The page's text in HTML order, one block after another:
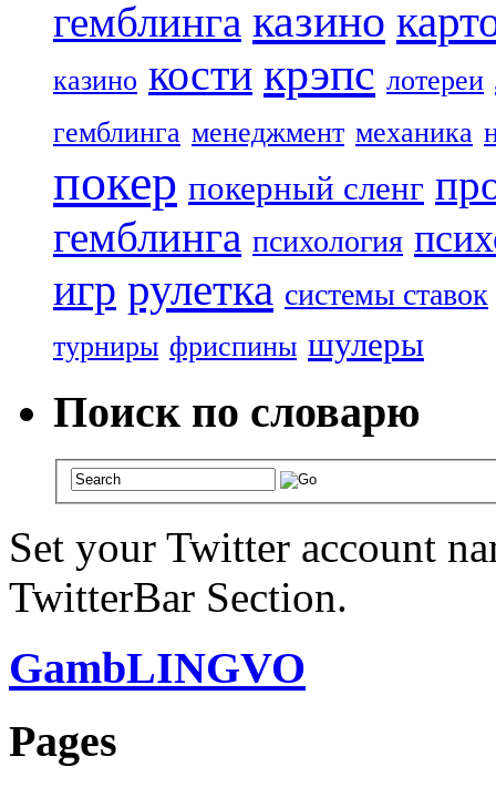
гемблинга казино
казино кости крэпс лотереи
гемблинга менеджмент механика
покер покерный сленг
гемблинга психология
игр рулетка системы ставок
турниры фриспины шулеры
Поиск по словарю
Set your Twitter account
TwitterBar Section.
GambLINGVO
Pages